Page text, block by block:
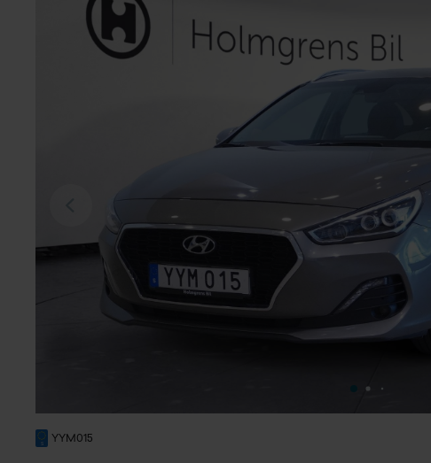
YYM015